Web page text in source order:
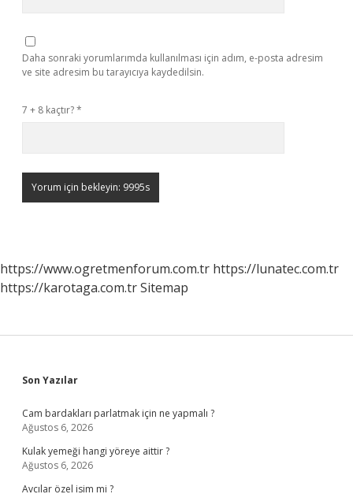
Daha sonraki yorumlarımda kullanılması için adım, e-posta adresim
ve site adresim bu tarayıcıya kaydedilsin.
7 + 8 kaçtır?*
https://www.ogretmenforum.com.tr https://lunatec.com.tr
https://karotaga.com.trSitemap
Sidebar
Son Yazılar
Cam bardakları parlatmak için ne yapmalı ?
Ağustos 6, 2026
Kulak yemeği hangi yöreye aittir ?
Ağustos 6, 2026
Avcılar özel isim mi ?